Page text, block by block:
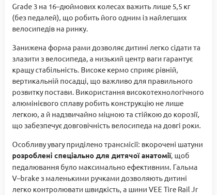
Grade 3 на 16–дюймових колесах важить лише 5,5 кг
(без педалей), що робить його одним із найлегших
велосипедів на ринку.
Занижена форма рами дозволяє дитині легко сідати та
злазити з велосипеда, а низький центр ваги гарантує
кращу стабільність. Високе кермо сприяє рівній,
вертикальній посадці, що важливо для правильного
розвитку постави. Використання високотехнологічного
алюмінієвого сплаву робить конструкцію не лише
легкою, а й надзвичайно міцною та стійкою до корозії,
що забезпечує довговічність велосипеда на довгі роки.
Особливу увагу приділено трансмісії: вкорочені шатуни
розроблені спеціально для дитячої анатомії, щоб
педалювання було максимально ефективним. Гальма
V–brake з маленькими ручками дозволяють дитині
легко контролювати швидкість, а шини VEE Tire Rail Jr